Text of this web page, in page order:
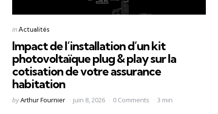
Categories
Posted
inActualités
Impact de l’installation d’un kit
photovoltaïque plug & play sur la
cotisation de votre assurance
habitation
Posted
byArthur Fournier juin 8, 2026 0 Comments 3 min